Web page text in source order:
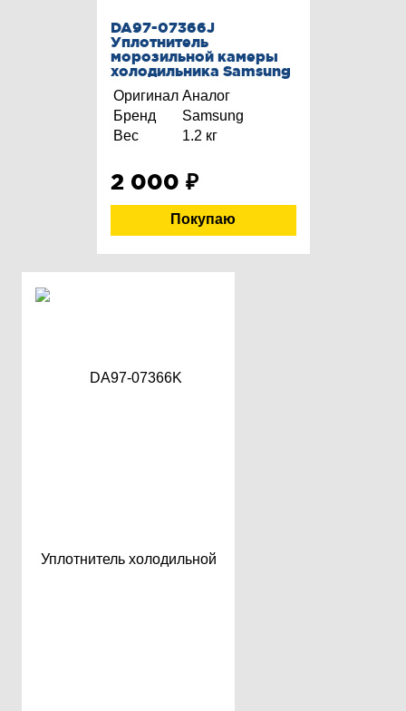
DA97-07366J
Уплотнитель
морозильной камеры
холодильника Samsung
Оригинал Аналог
Бренд
Samsung
Вес
1.2 кг
2 000 ₽